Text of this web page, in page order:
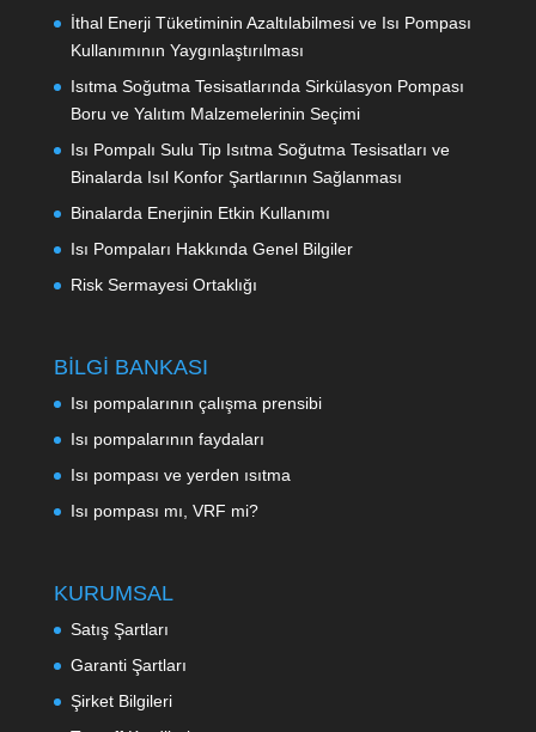
İthal Enerji Tüketiminin Azaltılabilmesi ve Isı Pompası
Kullanımının Yaygınlaştırılması
Isıtma Soğutma Tesisatlarında Sirkülasyon Pompası
Boru ve Yalıtım Malzemelerinin Seçimi
Isı Pompalı Sulu Tip Isıtma Soğutma Tesisatları ve
Binalarda Isıl Konfor Şartlarının Sağlanması
Binalarda Enerjinin Etkin Kullanımı
Isı Pompaları Hakkında Genel Bilgiler
Risk Sermayesi Ortaklığı
BİLGİ BANKASI
Isı pompalarının çalışma prensibi
Isı pompalarının faydaları
Isı pompası ve yerden ısıtma
Isı pompası mı, VRF mi?
KURUMSAL
Satış Şartları
Garanti Şartları
Şirket Bilgileri